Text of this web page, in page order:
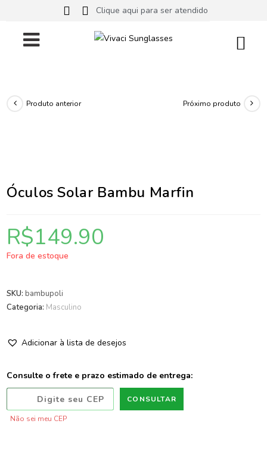
Clique aqui para ser atendido
Produto anterior Próximo produto
Óculos Solar Bambu Marfin
R$149.90
Fora de estoque
SKU: bambupoli
Categoria: Masculino
Adicionar à lista de desejos
Consulte o frete e prazo estimado de entrega:
CONSULTAR
Não sei meu CEP